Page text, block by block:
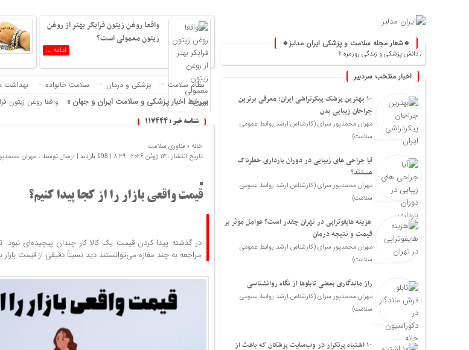
🔹شعار مجله سلامت و پزشکی ایران مدلبز🔹
دانش پزشکی و زندگی روزمره ⚕️
اخبار منتخب سردبیر
۱۰ بهترین پزشک پیکرتراشی ایران؛ معرفی برترین
جراحان زیبایی بدن
مهران محمدپور سرای (کارشناس ارشد روابط عمومی
سلامت)
آیا جراحی های زیبایی در دوران بارداری خطرناک
هستند؟
مهران محمدپور سرای (کارشناس ارشد روابط عمومی
سلامت)
هزینه هایفوتراپی در تهران چقدر است؟ عوامل موثر بر
قیمت و نتیجه درمان
مهران محمدپور سرای (کارشناس ارشد روابط عمومی
سلامت)
راز ماندگاری بعضی تابلوها از نگاه روانشناسی
مهران محمدپور سرای (کارشناس ارشد روابط عمومی
سلامت)
۱۰ اشتباه پرتکرار در وب‌سایت پزشکان که باعث از
واقعا روغن زیتون فرابکر بهتر از روغن
زیتون معمولی است؟
ادامه ...
نظام سلامت پزشکی و درمان سلامت خانواده بهداشت
سرخط اخبار پزشکی و سلامت ایران و جهان »
واقعا روغن زیتون
اسپری فیکس کننده
بهترین روش مصرف
آدم های تنها
این گیاهان
این ادویه‌های
چرا عذرخواهی
نور خورشید و
آیا آب گازدار برای
شناسه خبر : 117444
خانه » فناوری سلامت
تاریخ انتشار : 13 ژوئن 2026 - 8:39 |
198 بازدید | ارسال توسط : مهران
قیمت واقعی بازار را از کجا پیدا کنیم؟
در گذشته پیدا کردن قیمت یک کالا کار چندان پیچیده‌ای نبود.
مراجعه به چند مغازه می‌توانستند دید نسبتاً دقیقی از قیمت